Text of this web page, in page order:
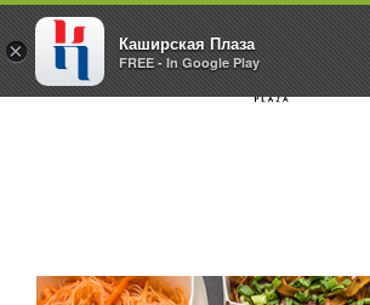
× Каширская Плаза
FREE - In Google Play